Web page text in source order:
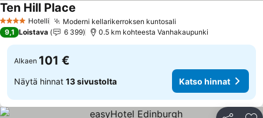
4 Tähtiluokitus
Hotelli Moderni kellarikerroksen kuntosali
Ten Hill Place
9,1 Loistava 6 399 0.5 km kohteesta Vanhakaupunki
Alkaen 101 €
Näytä hinnat 13 sivustolta Katso hinnat